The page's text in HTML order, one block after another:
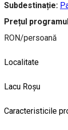
Subdestinație:
Prețul
RON/persoană
Localitate
Lacu Roșu
Caracteristicile